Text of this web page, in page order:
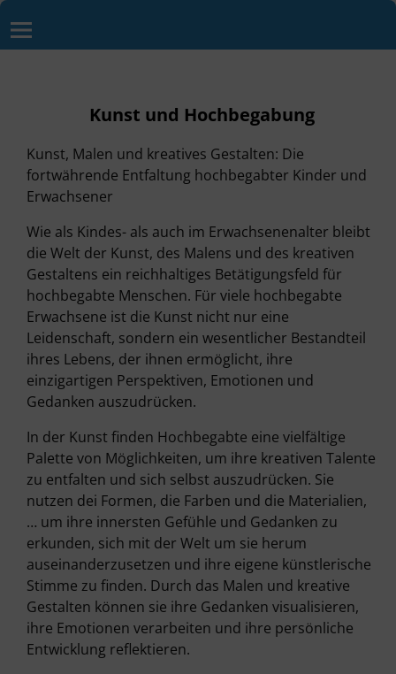
Kunst und Hochbegabung
Kunst, Malen und kreatives Gestalten: Die
fortwährende Entfaltung hochbegabter Kinder und
Erwachsener
Wie als Kindes- als auch im Erwachsenenalter bleibt
die Welt der Kunst, des Malens und des kreativen
Gestaltens ein reichhaltiges Betätigungsfeld für
hochbegabte Menschen. Für viele hochbegabte
Erwachsene ist die Kunst nicht nur eine
Leidenschaft, sondern ein wesentlicher Bestandteil
ihres Lebens, der ihnen ermöglicht, ihre
einzigartigen Perspektiven, Emotionen und
Gedanken auszudrücken.
In der Kunst finden Hochbegabte eine vielfältige
Palette von Möglichkeiten, um ihre kreativen Talente
zu entfalten und sich selbst auszudrücken. Sie
nutzen dei Formen, die Farben und die Materialien,
… um ihre innersten Gefühle und Gedanken zu
erkunden, sich mit der Welt um sie herum
auseinanderzusetzen und ihre eigene künstlerische
Stimme zu finden. Durch das Malen und kreative
Gestalten können sie ihre Gedanken visualisieren,
ihre Emotionen verarbeiten und ihre persönliche
Entwicklung reflektieren.